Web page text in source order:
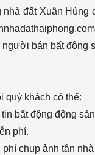
nhà đất Xuân Hùng
bán bất động
quý khách có thể:
bất động động
phí.
chụp ảnh tận